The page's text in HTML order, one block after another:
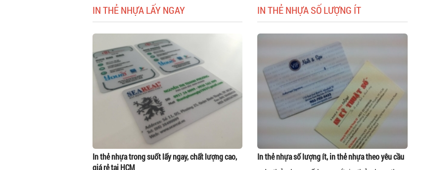
IN THẺ NHỰA LẤY NGAY
In thẻ nhựa trong suốt lấy ngay, chất lượng cao,
giá rẻ tại HCM
IN THẺ NHỰA SỐ LƯỢNG ÍT
In thẻ nhựa số lượng ít, in thẻ nhựa theo yêu cầu